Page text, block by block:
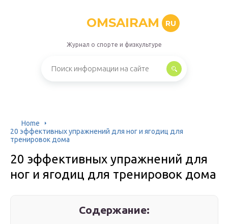
OMSAIRAM RU
Журнал о спорте и физкультуре
Home
20 эффективных упражнений для ног и ягодиц для
тренировок дома
20 эффективных упражнений для
ног и ягодиц для тренировок дома
Содержание: